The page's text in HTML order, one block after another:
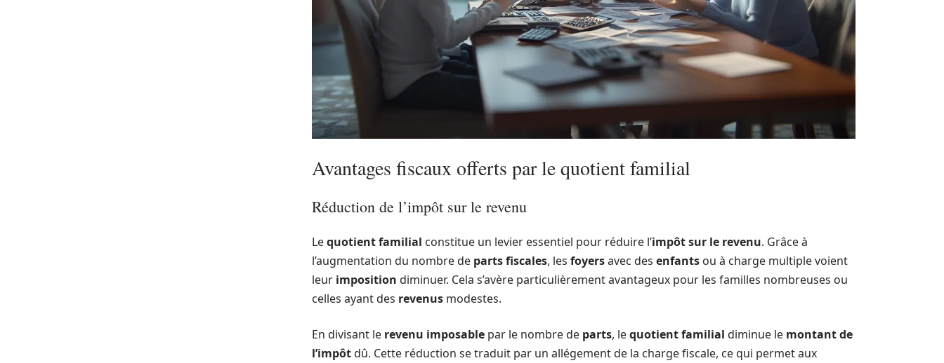
Avantages fiscaux offerts par le quotient familial
Réduction de l’impôt sur le revenu
Lequotient familial constitue un levier essentiel pour réduire l’impôt sur le revenu. Grâce à
l’augmentation du nombre de parts fiscales, les foyersavec des enfants ou à charge multiple voient
leur imposition diminuer. Cela s’avère particulièrement avantageux pour les familles nombreuses ou
celles ayant des revenus modestes.
En divisant le revenu imposable par le nombre de parts, lequotient familial diminue le montant de
l’impôtdû. Cette réduction se traduit par un allégement de la charge fiscale, ce qui permet aux